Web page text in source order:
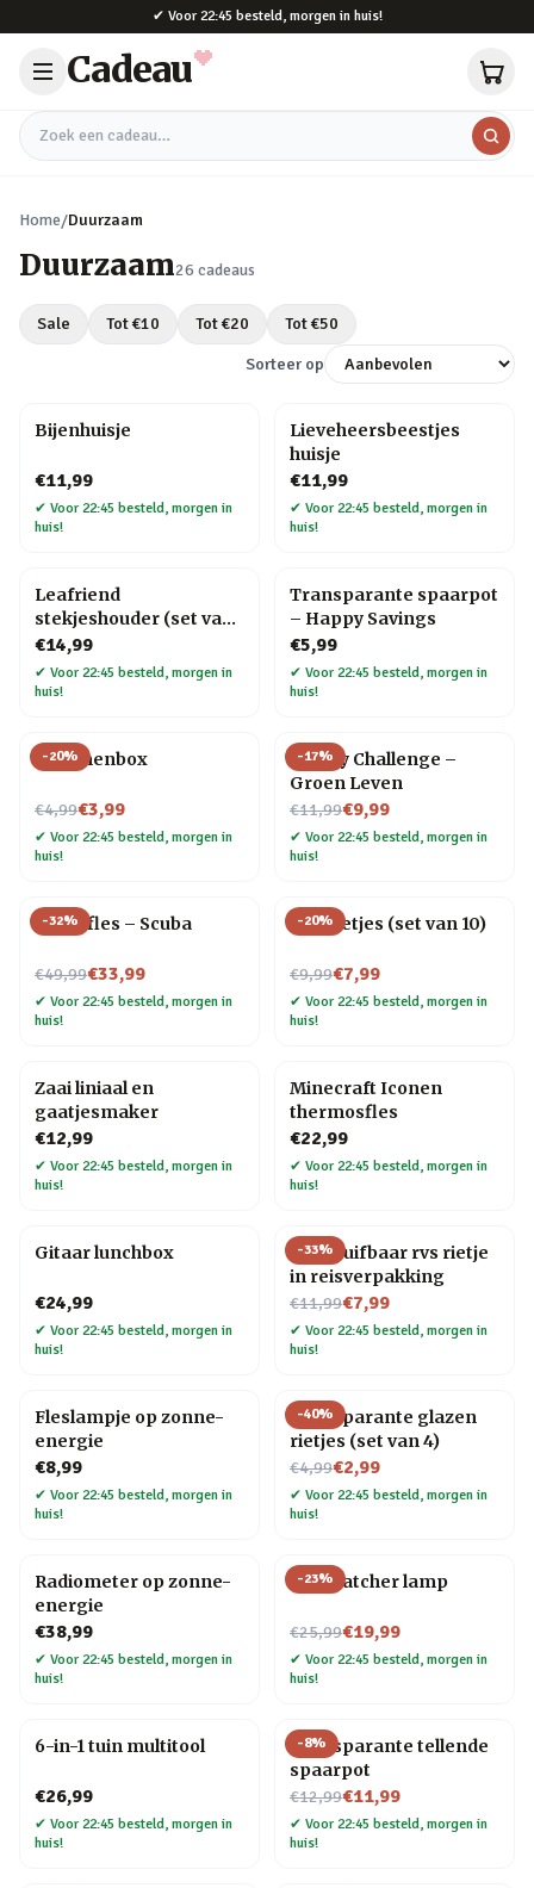
✔ Voor 22:45 besteld, morgen in huis!
Cadeau
Zoek een cadeau
Home/Duurzaam
Duurzaam26 cadeaus
Sale Tot €10 Tot €20 Tot €50
Sorteer op
Bijenhuisje
€11,99
✔ Voor 22:45 besteld, morgen in
huis!
Lieveheersbeestjes
huisje
€11,99
✔ Voor 22:45 besteld, morgen in
huis!
Leafriend
stekjeshouder (set van
3)
€14,99
✔ Voor 22:45 besteld, morgen in
huis!
Transparante spaarpot
– Happy Savings
€5,99
✔ Voor 22:45 besteld, morgen in
huis!
-20%
Bananenbox
€4,99
Nu voor€3,99
✔ Voor 22:45 besteld, morgen in
huis!
-17%
30 Day Challenge –
Groen Leven
€11,99
Nu voor€9,99
✔ Voor 22:45 besteld, morgen in
huis!
-32%
Waterfles – Scuba
€49,99
Nu voor€33,99
✔ Voor 22:45 besteld, morgen in
huis!
-20%
RVS rietjes (set van 10)
€9,99
Nu voor€7,99
✔ Voor 22:45 besteld, morgen in
huis!
Zaai liniaal en
gaatjesmaker
€12,99
✔ Voor 22:45 besteld, morgen in
huis!
Minecraft Iconen
thermosfles
€22,99
✔ Voor 22:45 besteld, morgen in
huis!
Gitaar lunchbox
€24,99
✔ Voor 22:45 besteld, morgen in
huis!
-33%
Uitschuifbaar rvs rietje
in reisverpakking
€11,99
Nu voor€7,99
✔ Voor 22:45 besteld, morgen in
huis!
Fleslampje op zonne-
energie
€8,99
✔ Voor 22:45 besteld, morgen in
huis!
-40%
Transparante glazen
rietjes (set van 4)
€4,99
Nu voor€2,99
✔ Voor 22:45 besteld, morgen in
huis!
Radiometer op zonne-
energie
€38,99
✔ Voor 22:45 besteld, morgen in
huis!
-23%
Star Catcher lamp
€25,99
Nu voor€19,99
✔ Voor 22:45 besteld, morgen in
huis!
6-in-1 tuin multitool
€26,99
✔ Voor 22:45 besteld, morgen in
huis!
-8%
Transparante tellende
spaarpot
€12,99
Nu voor€11,99
✔ Voor 22:45 besteld, morgen in
huis!